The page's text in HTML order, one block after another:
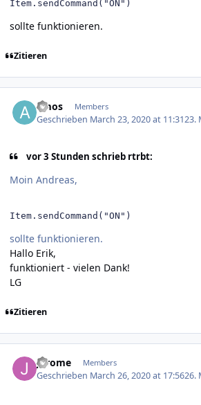
Item.sendCommand("ON")
sollte funktionieren.
Zitieren
amos Members
Geschrieben March 23, 2020 at 11:3123.
vor 3 Stunden schrieb rtrbt:
Moin Andreas,
Item.sendCommand("ON")
sollte funktionieren.
Hallo Erik,
funktioniert - vielen Dank!
LG
Zitieren
Jerome Members
Geschrieben March 26, 2020 at 17:5626.